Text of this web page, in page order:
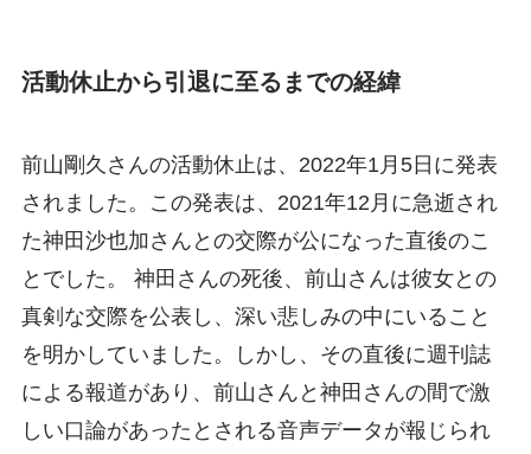
活動休止から引退に至るまでの経緯
前山剛久さんの活動休止は、2022年1月5日に発表
されました。この発表は、2021年12月に急逝され
た神田沙也加さんとの交際が公になった直後のこ
とでした。 神田さんの死後、前山さんは彼女との
真剣な交際を公表し、深い悲しみの中にいること
を明かしていました。しかし、その直後に週刊誌
による報道があり、前山さんと神田さんの間で激
しい口論があったとされる音声データが報じられ